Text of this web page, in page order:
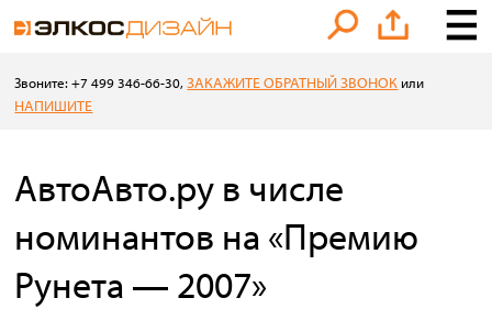
Звоните: +7 499 346-66-30,ЗАКАЖИТЕ ОБРАТНЫЙ ЗВОНОК или
НАПИШИТЕ
АвтоАвто.ру в числе
номинантов на «Премию
Рунета — 2007»